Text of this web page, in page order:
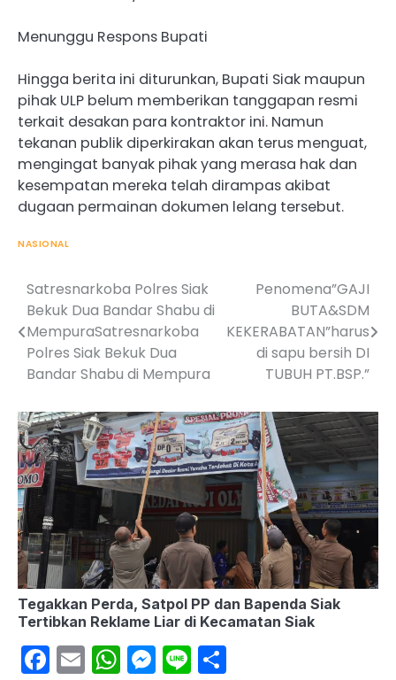
Menunggu Respons Bupati
Hingga berita ini diturunkan, Bupati Siak maupun
pihak ULP belum memberikan tanggapan resmi
terkait desakan para kontraktor ini. Namun
tekanan publik diperkirakan akan terus menguat,
mengingat banyak pihak yang merasa hak dan
kesempatan mereka telah dirampas akibat
dugaan permainan dokumen lelang tersebut.
NASIONAL
Post
navigation
Satresnarkoba Polres Siak
Bekuk Dua Bandar Shabu di
MempuraSatresnarkoba
Polres Siak Bekuk Dua
Bandar Shabu di Mempura
Penomena”GAJI
BUTA&SDM
KEKERABATAN”harus
di sapu bersih DI
TUBUH PT.BSP.”
Tegakkan Perda, Satpol PP dan Bapenda Siak
Tertibkan Reklame Liar di Kecamatan Siak
Facebook
EmailWhatsApp
Messenger
Line